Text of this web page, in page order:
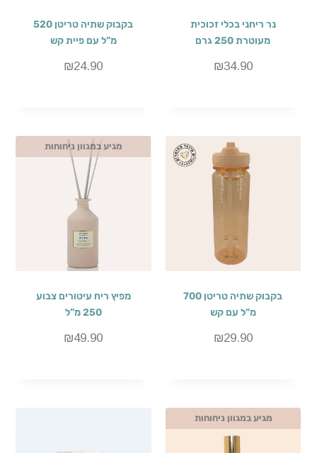
נר ריחני בכלי זכוכית
מעוטרת 250 גרם
₪34.90
בקבוק שתיה טריטן 520
מ”ל עם פיית קש
₪24.90
בקבוק שתיה טריטן 700
מ”ל עם קש
₪29.90
מגיע במגוון ניחוחות
מפיץ ריח עיטורים צבוע
250 מ”ל
₪49.90
מגיע במגוון ניחוחות